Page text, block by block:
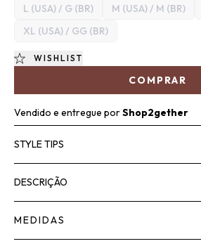
L (USA) / G (BR) M (USA) / M (BR)
XL (USA) / GG (BR)
COMPRAR
WISHLIST
Vendido e entregue porShop2gether
STYLE TIPS
DESCRIÇÃO
MEDIDAS